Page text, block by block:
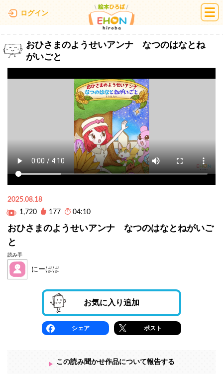
ログイン 絵本ひろば
おひさまのようせいアンナ なつのはなとね
がいごと
2025.08.18
1,720
177 04:10
おひさまのようせいアンナ なつのはなとねがいご
と
読み手
にーぱぱ
お気に入り追加
シェア ポスト
この読み聞かせ作品について報告する